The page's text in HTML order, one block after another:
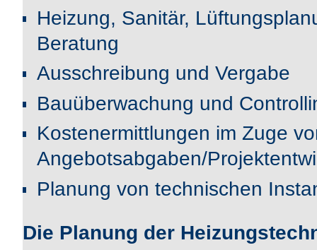
Heizung, Sanitär,
Beratung
Ausschreibung und Vergabe
Bauüberwachung und
Kostenermittlungen im Zuge
Angebotsabgaben/
Planung von technischen
Die Planung der